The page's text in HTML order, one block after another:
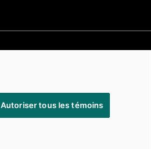
Autoriser tous les témoins